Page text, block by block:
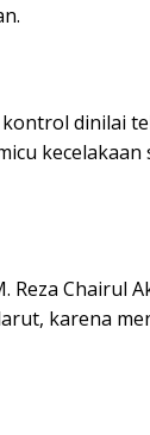
dinilai
Reza Chairul
karena